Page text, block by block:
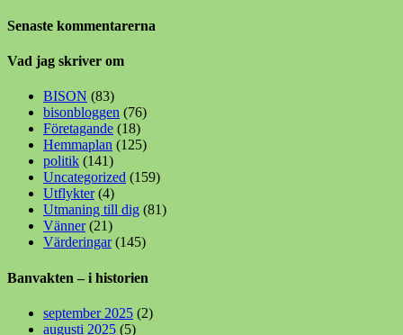
Senaste kommentarerna
Vad jag skriver om
BISON (83)
bisonbloggen (76)
Företagande (18)
Hemmaplan (125)
politik (141)
Uncategorized (159)
Utflykter(4)
Utmaning till dig (81)
Vänner(21)
Värderingar(145)
Banvakten – i historien
september 2025 (2)
augusti 2025 (5)